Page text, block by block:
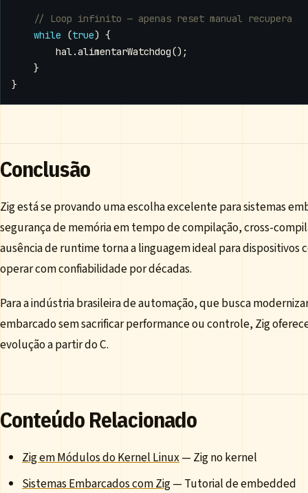
while
(true) {
hal.alimentarWatchdog();
}
}
Conclusão
Zig está se provando uma escolha excelente para sistemas
segurança de memória em tempo de compilação, cross-
ausência de runtime torna a linguagem ideal para dispositivos
operar com confiabilidade por décadas.
Para a indústria brasileira de automação, que busca
embarcado sem sacrificar performance ou controle, Zig
evolução a partir do C.
Conteúdo Relacionado
Zig em Módulos do Kernel Linux— Zig no kernel
Sistemas Embarcados com Zig— Tutorial de embedded